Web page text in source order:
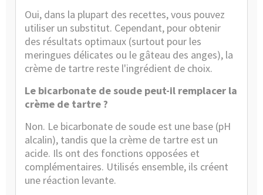
Oui, dans la plupart des recettes, vous pouvez
utiliser un substitut. Cependant, pour obtenir
des résultats optimaux (surtout pour les
meringues délicates ou le gâteau des anges), la
crème de tartre reste l'ingrédient de choix.
Le bicarbonate de soude peut-il remplacer la
crème de tartre ?
Non. Le bicarbonate de soude est une base (pH
alcalin), tandis que la crème de tartre est un
acide. Ils ont des fonctions opposées et
complémentaires. Utilisés ensemble, ils créent
une réaction levante.